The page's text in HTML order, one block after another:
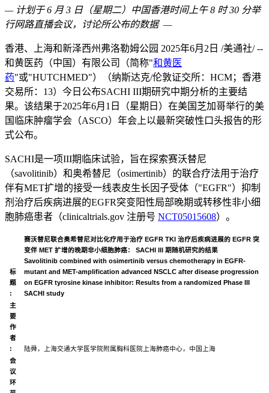
— 计划于 6 月 3 日（星期二）中国香港时间上午 8 时 30 分举
行网路直播会议，讨论所公布的数据 —
香港、上海和新泽西州弗洛勒姆公园 2025年6月2日 /美通社/ --
和黄医药（中国）有限公司（简称"和黄医
药"或"HUTCHMED"）（纳斯达克/伦敦证交所：HCM；香港
交易所：13）今日公布SACHI III期研究中期分析的主要结
果。该结果于2025年6月1日（星期日）在美国芝加哥举行的美
国临床肿瘤学会（ASCO）年会上以最新突破性口头报告的形
式公布。
SACHI是一项III期临床试验，旨在探索赛沃替尼
（savolitinib）和奥希替尼（osimertinib）的联合疗法用于治疗
伴有MET扩增的接受一线表皮生长因子受体（"EGFR"）抑制
剂治疗后疾病进展的EGFR突变阳性局部晚期或转移性非小细
胞肺癌患者（clinicaltrials.gov 注册号 NCT05015608）。
标
题
:
赛沃替尼联合奥希替尼对比化疗用于治疗 EGFR TKI 治疗后疾病进展的 EGFR 突
变伴 MET 扩增的晚期非小细胞肺癌： SACHI III 期随机研究的结果
Savolitinib combined with osimertinib versus chemotherapy in EGFR-
mutant and MET-amplification advanced NSCLC after disease progression
on EGFR tyrosine kinase inhibitor: Results from a randomized Phase III
SACHI study
主
要
作
者
:
陆舜，上海交通大学医学院附属胸科医院上海肺癌中心，中国上海
会
议
环